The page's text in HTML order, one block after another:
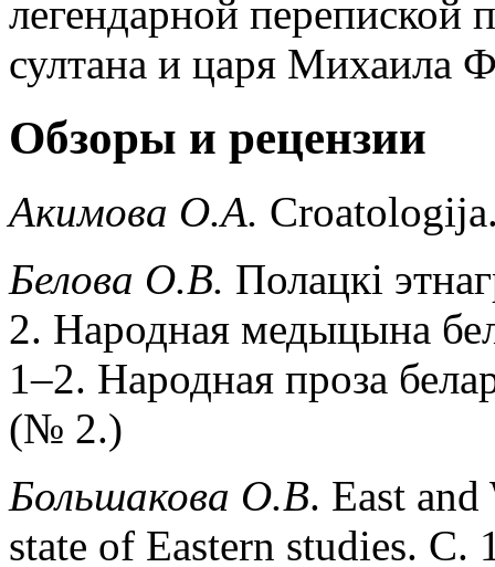
легендарной перепиской
султана и царя Михаила
Обзоры и рецензии
Акимова О.А.
Белова О.В. Полацкi
2. Народная медыцына
1–2. Народная проза
(№ 2.)
Большакова О.В. East
state of Eastern studies.